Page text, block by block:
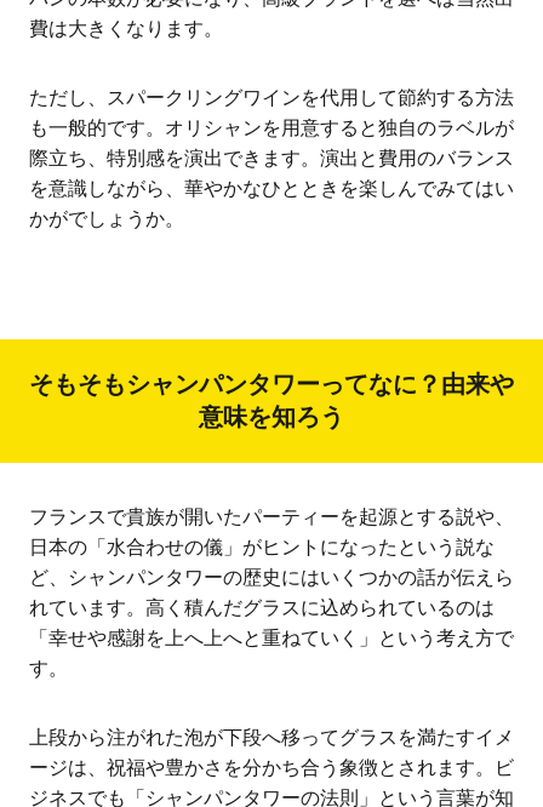
費は大きくなります。
ただし、スパークリングワインを代用して節約する方法
も一般的です。オリシャンを用意すると独自のラベルが
際立ち、特別感を演出できます。演出と費用のバランス
を意識しながら、華やかなひとときを楽しんでみてはい
かがでしょうか。
そもそもシャンパンタワーってなに？由来や
意味を知ろう
フランスで貴族が開いたパーティーを起源とする説や、
日本の「水合わせの儀」がヒントになったという説な
ど、シャンパンタワーの歴史にはいくつかの話が伝えら
れています。高く積んだグラスに込められているのは
「幸せや感謝を上へ上へと重ねていく」という考え方で
す。
上段から注がれた泡が下段へ移ってグラスを満たすイメ
ージは、祝福や豊かさを分かち合う象徴とされます。ビ
ジネスでも「シャンパンタワーの法則」という言葉が知